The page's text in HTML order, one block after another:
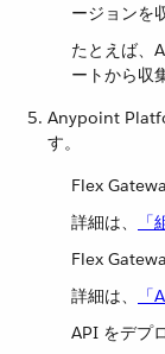
ージョンを
たとえば、
ートから収
Anypoint
す。
Flex
詳細は、​
Flex
詳細は、​
API をデプ